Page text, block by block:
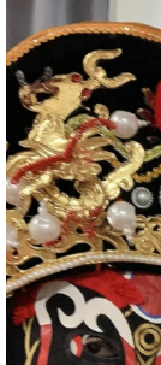
マジシ
お疲れ様
ブログ更
「マジ
#企業公
#旅行好
#一人旅
#女性マ
#出張マ
#マジシ